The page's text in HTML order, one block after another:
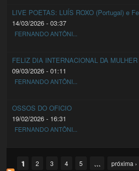
LIVE POETAS: LUÍS ROXO (Portugal) e
14/03/2026 - 03:37
FERNANDO ANTÔNI...
FELIZ DIA INTERNACIONAL DA MULHER
09/03/2026 - 01:11
FERNANDO ANTÔNI...
OSSOS DO OFICIO
19/02/2026 - 16:31
FERNANDO ANTÔNI...
Pages
1 2 3 4 5 … próxima ›